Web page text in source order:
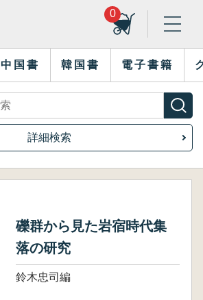
0
中国書 韓国書 電子書籍
詳細検索
礫群から見た岩宿時代集
落の研究
鈴木忠司編